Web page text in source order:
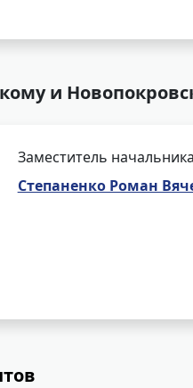
и
Заместитель
Степаненко Роман